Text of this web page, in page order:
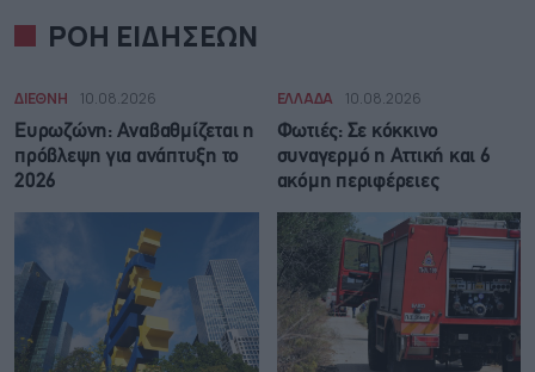
ΡΟΗ ΕΙΔΗΣΕΩΝ
ΔΙΕΘΝΗ 10.08.2026
Ευρωζώνη: Αναβαθμίζεται η
πρόβλεψη για ανάπτυξη το
2026
ΕΛΛΑΔΑ 10.08.2026
Φωτιές: Σε κόκκινο
συναγερμό η Αττική και 6
ακόμη περιφέρειες